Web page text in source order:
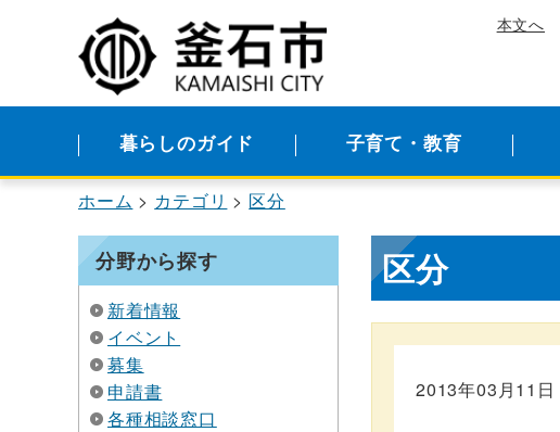
本文へ
暮らしのガイド 子育て・教育
ホーム カテゴリ 区分
分野から探す
新着情報
イベント
募集
申請書
各種相談窓口
区分
2013年03月11日